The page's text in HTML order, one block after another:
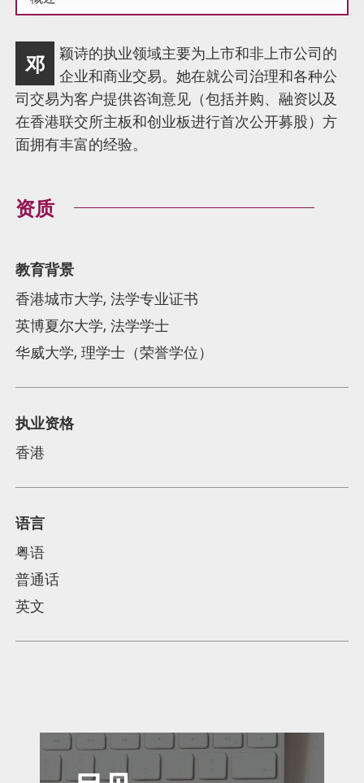
概
述邓
颖诗的执业领域主要为上市和非上市公司的
企业和商业交易。她在就公司治理和各种公
司交易为客户提供咨询意见（包括并购、融资以及
在香港联交所主板和创业板进行首次公开募股）方
面拥有丰富的经验。
资质
教育背景
香港城市大学, 法学专业证书
英博夏尔大学, 法学学士
华威大学, 理学士（荣誉学位）
执业资格
香港
语言
粤语
普通话
英文